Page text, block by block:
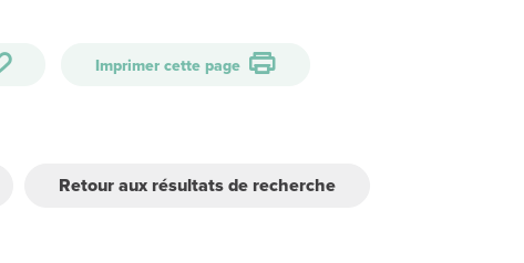
Imprimer cette page
Retour aux résultats de recherche